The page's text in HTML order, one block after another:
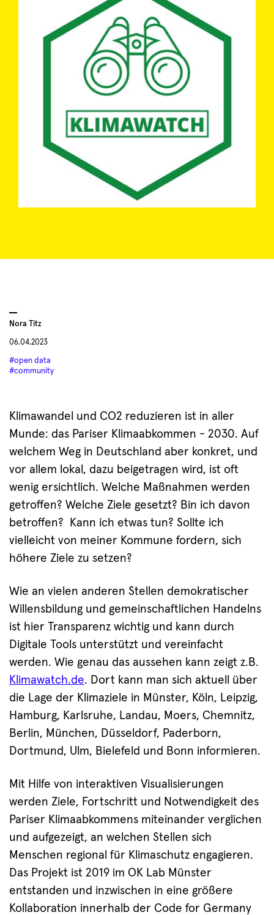
Nora Titz
06.04.2023
#open data
#community
Klimawandel und CO2 reduzieren ist in aller
Munde: das Pariser Klimaabkommen - 2030. Auf
welchem Weg in Deutschland aber konkret, und
vor allem lokal, dazu beigetragen wird, ist oft
wenig ersichtlich. Welche Maßnahmen werden
getroffen? Welche Ziele gesetzt? Bin ich davon
betroffen? Kann ich etwas tun? Sollte ich
vielleicht von meiner Kommune fordern, sich
höhere Ziele zu setzen?
Wie an vielen anderen Stellen demokratischer
Willensbildung und gemeinschaftlichen Handelns
ist hier Transparenz wichtig und kann durch
Digitale Tools unterstützt und vereinfacht
werden. Wie genau das aussehen kann zeigt z.B.
Klimawatch.de. Dort kann man sich aktuell über
die Lage der Klimaziele in Münster, Köln, Leipzig,
Hamburg, Karlsruhe, Landau, Moers, Chemnitz,
Berlin, München, Düsseldorf, Paderborn,
Dortmund, Ulm, Bielefeld und Bonn informieren.
Mit Hilfe von interaktiven Visualisierungen
werden Ziele, Fortschritt und Notwendigkeit des
Pariser Klimaabkommens miteinander verglichen
und aufgezeigt, an welchen Stellen sich
Menschen regional für Klimaschutz engagieren.
Das Projekt ist 2019 im OK Lab Münster
entstanden und inzwischen in eine größere
Kollaboration innerhalb der Code for Germany